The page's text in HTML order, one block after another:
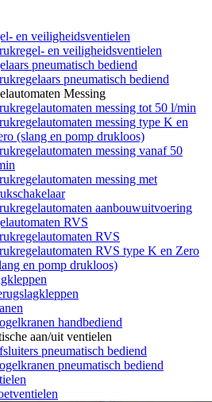
en veiligheidsventielen
en veiligheidsventielen
pneumatisch bediend
pneumatisch bediend
Messing
messing tot 50 l/min
messing type K en
(slang en pomp drukloos)
messing vanaf 50
messing met
aanbouwuitvoering
RVS
RVS
RVS type K en Zero
en pomp drukloos)
handbediend
aan/uit ventielen
pneumatisch bediend
pneumatisch bediend